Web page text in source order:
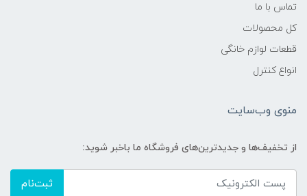
تماس با ما
کل محصولات
قطعات لوازم خانگی
انواع کنترل
منوی وب‌سایت
از تخفیف‌ها و جدیدترین‌های فروشگاه ما باخبر شوید:
ثبت‌نام